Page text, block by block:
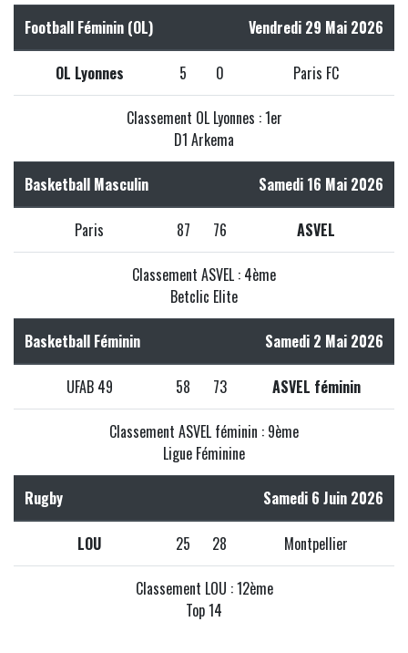
Football Féminin (OL) Vendredi 29 Mai 2026
OL Lyonnes 5 0 Paris FC
Classement OL Lyonnes : 1er
D1 Arkema
Basketball Masculin Samedi 16 Mai 2026
Paris 87 76 ASVEL
Classement ASVEL : 4ème
Betclic Elite
Basketball Féminin Samedi 2 Mai 2026
UFAB 49 58 73 ASVEL féminin
Classement ASVEL féminin : 9ème
Ligue Féminine
Rugby Samedi 6 Juin 2026
LOU 25 28 Montpellier
Classement LOU : 12ème
Top 14